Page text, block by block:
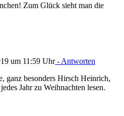
Zum Glück sieht man die
um 11:59 Uhr- Antworten
ganz besonders Hirsch Heinrich,
Jahr zu Weihnachten lesen.